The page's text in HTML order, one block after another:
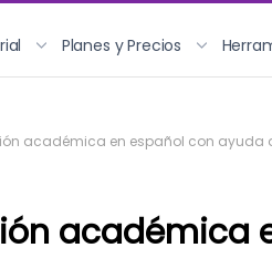
Planes y Precios
académica en español con ayuda
académica